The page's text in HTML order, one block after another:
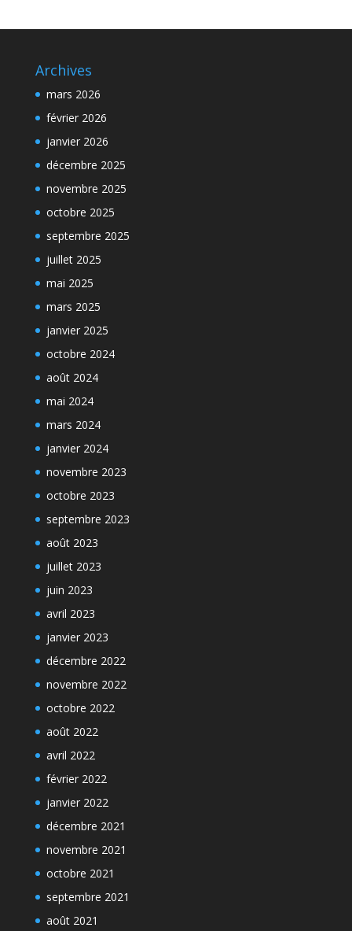
Archives
mars 2026
février 2026
janvier 2026
décembre 2025
novembre 2025
octobre 2025
septembre 2025
juillet 2025
mai 2025
mars 2025
janvier 2025
octobre 2024
août 2024
mai 2024
mars 2024
janvier 2024
novembre 2023
octobre 2023
septembre 2023
août 2023
juillet 2023
juin 2023
avril 2023
janvier 2023
décembre 2022
novembre 2022
octobre 2022
août 2022
avril 2022
février 2022
janvier 2022
décembre 2021
novembre 2021
octobre 2021
septembre 2021
août 2021